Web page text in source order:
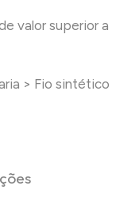
valor superior a
> Fio sintético